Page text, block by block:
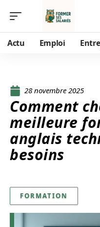
Actu Emploi
28 novembre 2025
Comment
meilleure
anglais
besoins
FORMATION